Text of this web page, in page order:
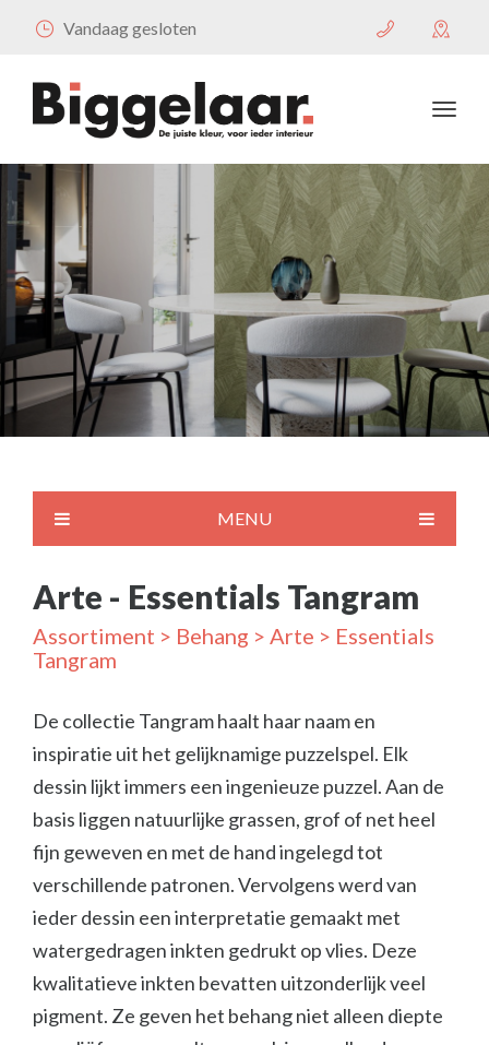
Vandaag gesloten
MENU
Arte - Essentials Tangram
Assortiment > Behang > Arte > Essentials
Tangram
De collectie Tangram haalt haar naam en
inspiratie uit het gelijknamige puzzelspel. Elk
dessin lijkt immers een ingenieuze puzzel. Aan de
basis liggen natuurlijke grassen, grof of net heel
fijn geweven en met de hand ingelegd tot
verschillende patronen. Vervolgens werd van
ieder dessin een interpretatie gemaakt met
watergedragen inkten gedrukt op vlies. Deze
kwalitatieve inkten bevatten uitzonderlijk veel
pigment. Ze geven het behang niet alleen diepte